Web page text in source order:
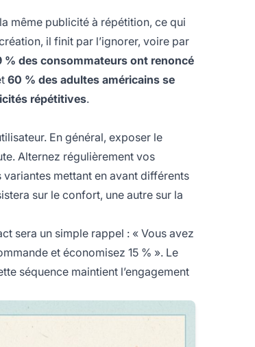
même publicité à répétition, ce qui
il finit par l’ignorer, voire par
% des consommateurs ont renoncé
60 % des adultes américains se
répétitives.
En général, exposer le
Alternez régulièrement vos
mettant en avant différents
sur le confort, une autre sur la
sera un simple rappel : « Vous avez
et économisez 15 % ». Le
séquence maintient l’engagement